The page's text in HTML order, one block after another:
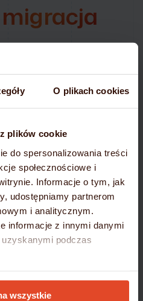
O plikach cookies
plików cookie
do spersonalizowania treści
społecznościowe i
Informacje o tym, jak
udostępniamy partnerom
i analitycznym.
informacje z innymi danymi
podczas
wPolityce
wszystkie
migracja
hostingowego na
–całkowicie bezpłatnie
i ciągłości działania
i niezawodną platformę